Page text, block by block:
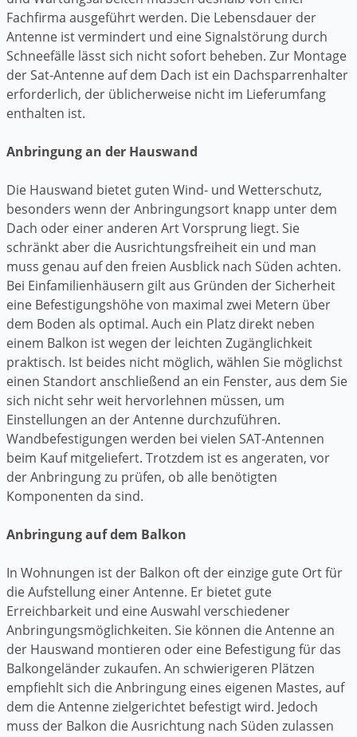
Fachfirma ausgeführt werden. Die Lebensdauer der
Antenne ist vermindert und eine Signalstörung durch
Schneefälle lässt sich nicht sofort beheben. Zur Montage
der Sat-Antenne auf dem Dach ist ein Dachsparrenhalter
erforderlich, der üblicherweise nicht im Lieferumfang
enthalten ist.
Anbringung an der Hauswand
Die Hauswand bietet guten Wind- und Wetterschutz,
besonders wenn der Anbringungsort knapp unter dem
Dach oder einer anderen Art Vorsprung liegt. Sie
schränkt aber die Ausrichtungsfreiheit ein und man
muss genau auf den freien Ausblick nach Süden achten.
Bei Einfamilienhäusern gilt aus Gründen der Sicherheit
eine Befestigungshöhe von maximal zwei Metern über
dem Boden als optimal. Auch ein Platz direkt neben
einem Balkon ist wegen der leichten Zugänglichkeit
praktisch. Ist beides nicht möglich, wählen Sie möglichst
einen Standort anschließend an ein Fenster, aus dem Sie
sich nicht sehr weit hervorlehnen müssen, um
Einstellungen an der Antenne durchzuführen.
Wandbefestigungen werden bei vielen SAT-Antennen
beim Kauf mitgeliefert. Trotzdem ist es angeraten, vor
der Anbringung zu prüfen, ob alle benötigten
Komponenten da sind.
Anbringung auf dem Balkon
In Wohnungen ist der Balkon oft der einzige gute Ort für
die Aufstellung einer Antenne. Er bietet gute
Erreichbarkeit und eine Auswahl verschiedener
Anbringungsmöglichkeiten. Sie können die Antenne an
der Hauswand montieren oder eine Befestigung für das
Balkongeländer zukaufen. An schwierigeren Plätzen
empfiehlt sich die Anbringung eines eigenen Mastes, auf
dem die Antenne zielgerichtet befestigt wird. Jedoch
muss der Balkon die Ausrichtung nach Süden zulassen